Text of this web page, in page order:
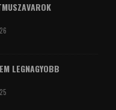
LEGNAGYOBB